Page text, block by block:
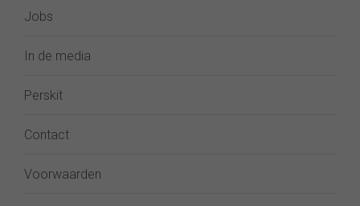
Jobs
In de media
Perskit
Contact
Voorwaarden